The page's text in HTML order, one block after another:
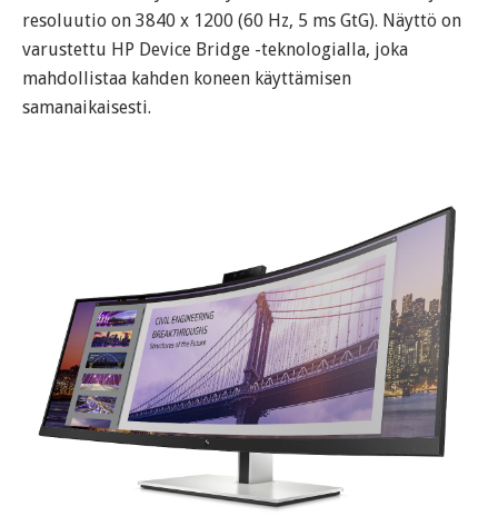
resoluutio on 3840 x 1200 (60 Hz, 5 ms GtG). Näyttö on
varustettu HP Device Bridge -teknologialla, joka
mahdollistaa kahden koneen käyttämisen
samanaikaisesti.